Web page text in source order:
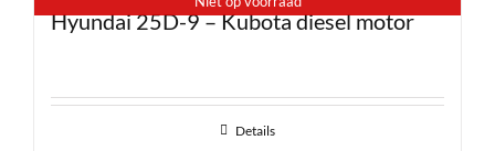
Hyundai 25D-9 – Kubota diesel motor
Details